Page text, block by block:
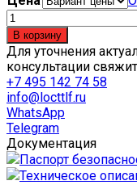
Количество
товара
LOCTTLF
704,
45
гр
В корзину
Для уточнения
консультации
+7 495 142 74 58
info@locttlf.ru
WhatsApp
Telegram
Документация
Паспорт
Техническое